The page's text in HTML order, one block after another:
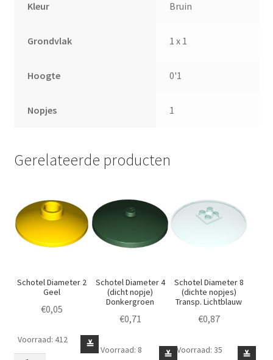
Kleur Bruin
Grondvlak 1 x 1
Hoogte 0'1
Nopjes 1
Gerelateerde producten
Schotel Diameter 2
Geel
€0,05
Schotel
≚
Voorraad: 412
Schotel Diameter 4
(dicht nopje)
Donkergroen
€0,71
Schotel
≚
Voorraad: 8
Schotel Diameter 8
(dichte nopjes)
Transp. Lichtblauw
€0,87
Schotel
≚
Voorraad: 35